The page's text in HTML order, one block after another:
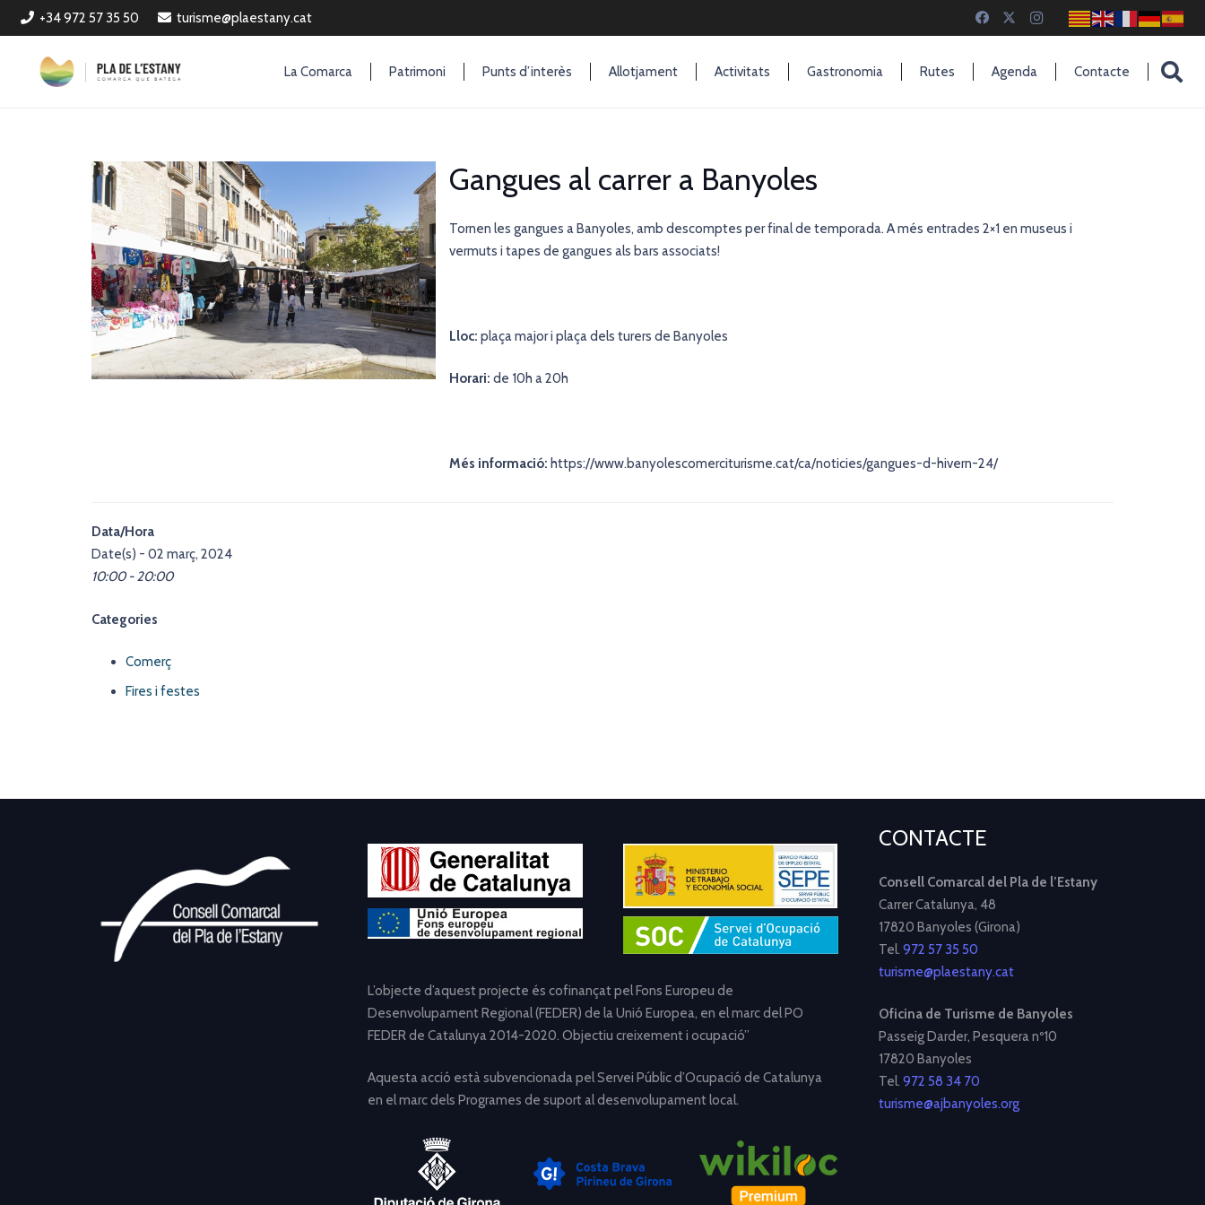
+34 972 57 35 50 turisme@plaestany.cat
La Comarca Patrimoni Punts d’interès Allotjament Activitats Gastronomia Rutes Agenda Contacte
Gangues al carrer a Banyoles
Tornen les gangues a Banyoles, amb descomptes per final de temporada. A més entrades 2×1 en museus i
vermuts i tapes de gangues als bars associats!
Lloc: plaça major i plaça dels turers de Banyoles
Horari: de 10h a 20h
Més informació: https://www.banyolescomerciturisme.cat/ca/noticies/gangues-d-hivern-24/
Data/Hora
Date(s) - 02 març, 2024
10:00 - 20:00
Categories
Comerç
Fires i festes
L’objecte d’aquest projecte és cofinançat pel Fons Europeu de
Desenvolupament Regional (FEDER) de la Unió Europea, en el marc del PO
FEDER de Catalunya 2014-2020. Objectiu creixement i ocupació”
Aquesta acció està subvencionada pel Servei Públic d’Ocupació de Catalunya
en el marc dels Programes de suport al desenvolupament local.
CONTACTE
Consell Comarcal del Pla de l’Estany
Carrer Catalunya, 48
17820 Banyoles (Girona)
Tel. 972 57 35 50
turisme@plaestany.cat
Oficina de Turisme de Banyoles
Passeig Darder, Pesquera nº10
17820 Banyoles
Tel. 972 58 34 70
turisme@ajbanyoles.org